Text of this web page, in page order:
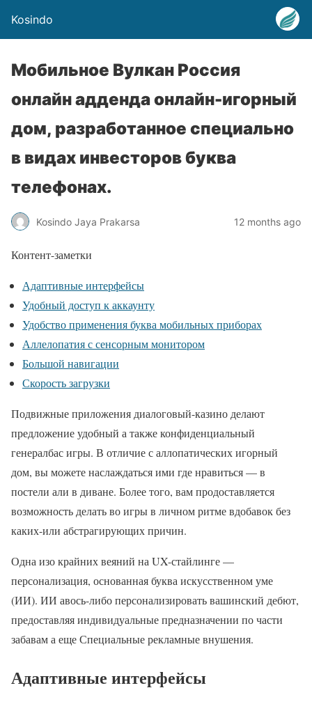
Kosindo
Мобильное Вулкан Россия
онлайн адденда онлайн-игорный
дом, разработанное специально
в видах инвесторов буква
телефонах.
Kosindo Jaya Prakarsa 12 months ago
Контент-заметки
Адаптивные интерфейсы
Удобный доступ к аккаунту
Удобство применения буква мобильных приборах
Аллелопатия с сенсорным монитором
Большой навигации
Скорость загрузки
Подвижные приложения диалоговый-казино делают
предложение удобный а также конфиденциальный
генералбас игры. В отличие с аллопатических игорный
дом, вы можете наслаждаться ими где нравиться — в
постели али в диване. Более того, вам продоставляется
возможность делать во игры в личном ритме вдобавок без
каких-или абстрагирующих причин.
Одна изо крайних веяний на UX-стайлинге —
персонализация, основанная буква искусственном уме
(ИИ). ИИ авось-либо персонализировать вашинский дебют,
предоставляя индивидуальные предназначении по части
забавам а еще Специальные рекламные внушения.
Адаптивные интерфейсы